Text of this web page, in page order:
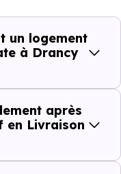
pour vous
tel qu’il est
un logement
à Drancy
après
en Livraison